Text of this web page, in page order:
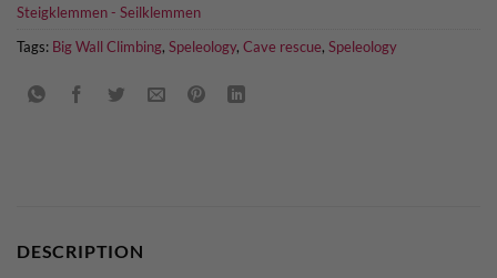
Steigklemmen - Seilklemmen
Tags: Big Wall Climbing, Speleology, Cave rescue, Speleology
DESCRIPTION